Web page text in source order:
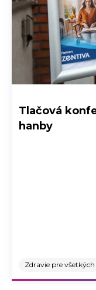
Tlačová
hanby
Zdravie pre všetkých